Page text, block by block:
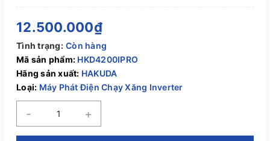
12.500.000₫
Tình trạng: Còn hàng
Mã sản phẩm: HKD4200IPRO
Hãng sản xuất: HAKUDA
Loại: Máy Phát Điện Chạy Xăng Inverter
- +